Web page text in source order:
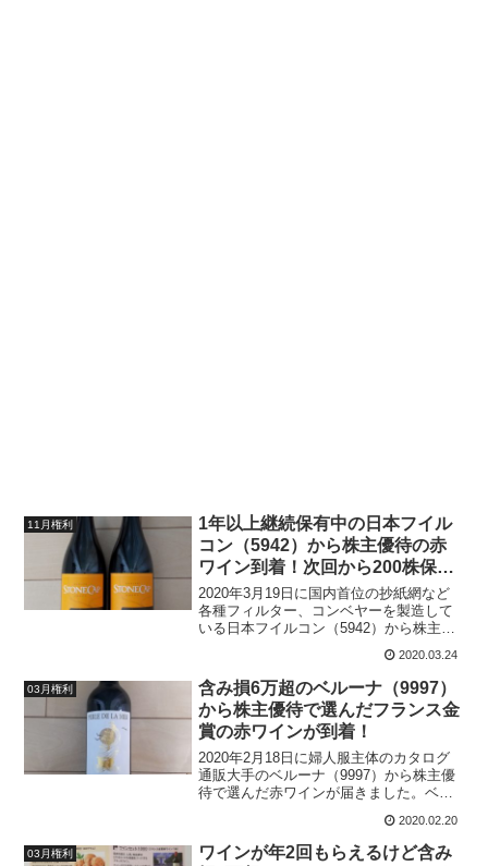
11月権利
1年以上継続保有中の日本フイル
コン（5942）から株主優待の赤
ワイン到着！次回から200株保有
に改悪です！
2020年3月19日に国内首位の抄紙網など
各種フィルター、コンベヤーを製造して
いる日本フイルコン（5942）から株主優
待の赤ワインが届きました。日本フイル
コンの株主優待のワインをいただくには1
年以上の継続保有が必要でしたが、次回
からは200株保有が必要となります。コロ
ナショックの大暴落で、日本フイルコン
の株価も400円割れの大幅下落となってい
ました。200株に買い増しするチャンスと
思って株価を見てみましたが、結構戻し
ましたね。
2020.03.24
03月権利
含み損6万超のベルーナ（9997）
から株主優待で選んだフランス金
賞の赤ワインが到着！
2020年2月18日に婦人服主体のカタログ
通販大手のベルーナ（9997）から株主優
待で選んだ赤ワインが届きました。ベル
る貴重なワイン銘柄として継続保有中で
すが、株価の下落とともに含み損は6万円
超まで膨れ上がりました。フランス金賞
2020.02.20
03月権利
ワインが年2回もらえるけど含み